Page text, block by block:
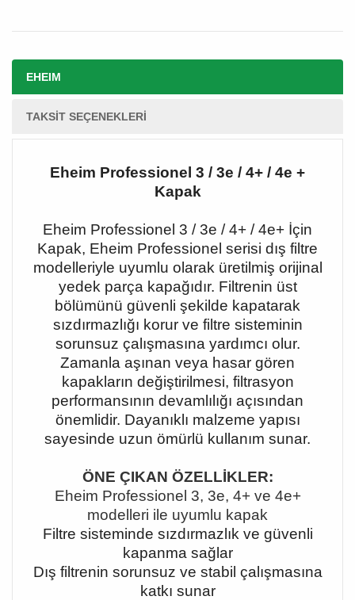
EHEIM
TAKSIT SEÇENEKLERI
Eheim Professionel 3 / 3e / 4+ / 4e +
Kapak
Eheim Professionel 3 / 3e / 4+ / 4e+ İçin
Kapak, Eheim Professionel serisi dış filtre
modelleriyle uyumlu olarak üretilmiş orijinal
yedek parça kapağıdır. Filtrenin üst
bölümünü güvenli şekilde kapatarak
sızdırmazlığı korur ve filtre sisteminin
sorunsuz çalışmasına yardımcı olur.
Zamanla aşınan veya hasar gören
kapakların değiştirilmesi, filtrasyon
performansının devamlılığı açısından
önemlidir. Dayanıklı malzeme yapısı
sayesinde uzun ömürlü kullanım sunar.
ÖNE ÇIKAN ÖZELLİKLER:
Eheim Professionel 3, 3e, 4+ ve 4e+
modelleri ile uyumlu kapak
Filtre sisteminde sızdırmazlık ve güvenli
kapanma sağlar
Dış filtrenin sorunsuz ve stabil çalışmasına
katkı sunar